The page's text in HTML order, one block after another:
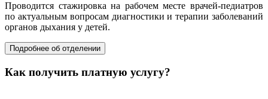
Проводится стажировка на рабочем месте врачей-педиатров
по актуальным вопросам диагностики и терапии заболеваний
органов дыхания у детей.
Подробнее об отделении
Как получить платную услугу?